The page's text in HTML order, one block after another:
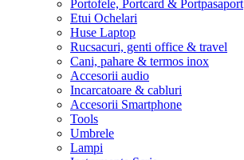
Portofele, Portcard & Portpasaport
Etui Ochelari
Huse Laptop
Rucsacuri, genti office & travel
Cani, pahare & termos inox
Accesorii audio
Incarcatoare & cabluri
Accesorii Smartphone
Tools
Umbrele
Lampi